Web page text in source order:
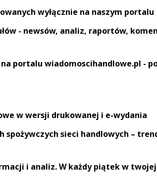
wyłącznie na naszym portalu
- newsów, analiz, raportów,
portalu wiadomoscihandlowe.pl -
w wersji drukowanej i e-wydania
spożywczych sieci handlowych –
i analiz. W każdy piątek w